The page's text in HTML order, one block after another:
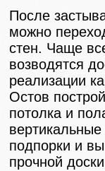
После
можно
стен. Чаще
возводятся
реализации
Остов
потолка и
подпорки и
прочной